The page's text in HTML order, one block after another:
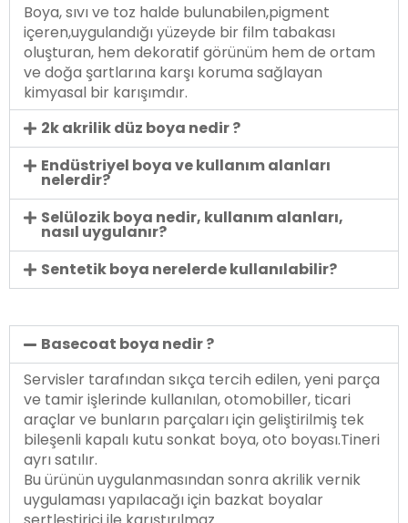
Boya, sıvı ve toz halde bulunabilen,pigment
içeren,uygulandığı yüzeyde bir film tabakası
oluşturan, hem dekoratif görünüm hem de ortam
ve doğa şartlarına karşı koruma sağlayan
kimyasal bir karışımdır.
2k akrilik düz boya nedir ?
Endüstriyel boya ve kullanım alanları
nelerdir?
Selülozik boya nedir, kullanım alanları,
nasıl uygulanır?
Sentetik boya nerelerde kullanılabilir?
Basecoat boya nedir ?
Servisler tarafından sıkça tercih edilen, yeni parça
ve tamir işlerinde kullanılan, otomobiller, ticari
araçlar ve bunların parçaları için geliştirilmiş tek
bileşenli kapalı kutu sonkat boya, oto boyası.Tineri
ayrı satılır.
Bu ürünün uygulanmasından sonra akrilik vernik
uygulaması yapılacağı için bazkat boyalar